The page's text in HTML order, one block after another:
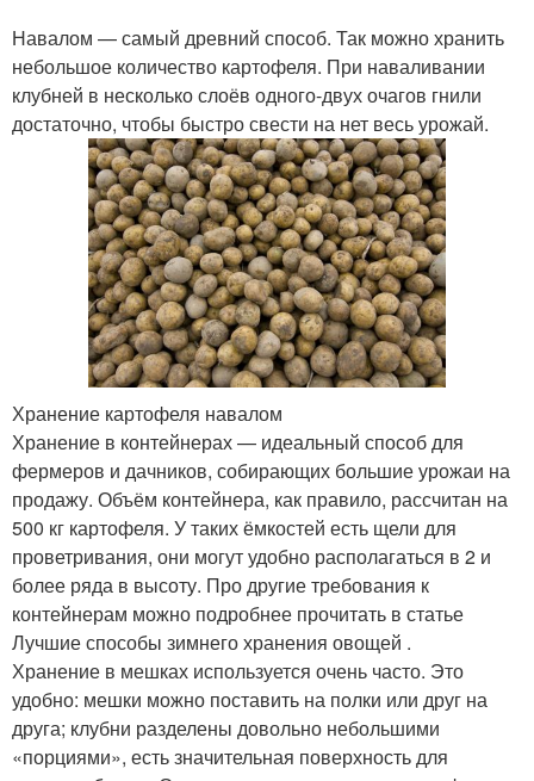
Навалом — самый древний способ. Так можно хранить
небольшое количество картофеля. При наваливании
клубней в несколько слоёв одного-двух очагов гнили
достаточно, чтобы быстро свести на нет весь урожай.
Хранение картофеля навалом
Хранение в контейнерах — идеальный способ для
фермеров и дачников, собирающих большие урожаи на
продажу. Объём контейнера, как правило, рассчитан на
500 кг картофеля. У таких ёмкостей есть щели для
проветривания, они могут удобно располагаться в 2 и
более ряда в высоту. Про другие требования к
контейнерам можно подробнее прочитать в статье
Лучшие способы зимнего хранения овощей .
Хранение в мешках используется очень часто. Это
удобно: мешки можно поставить на полки или друг на
друга; клубни разделены довольно небольшими
«порциями», есть значительная поверхность для